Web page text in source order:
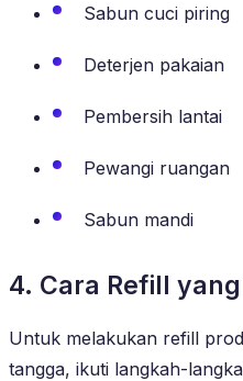
Sabun cuci piring
Deterjen pakaian
Pembersih lantai
Pewangi ruangan
Sabun mandi
4. Cara Refill
Untuk melakukan refill
tangga, ikuti langkah-